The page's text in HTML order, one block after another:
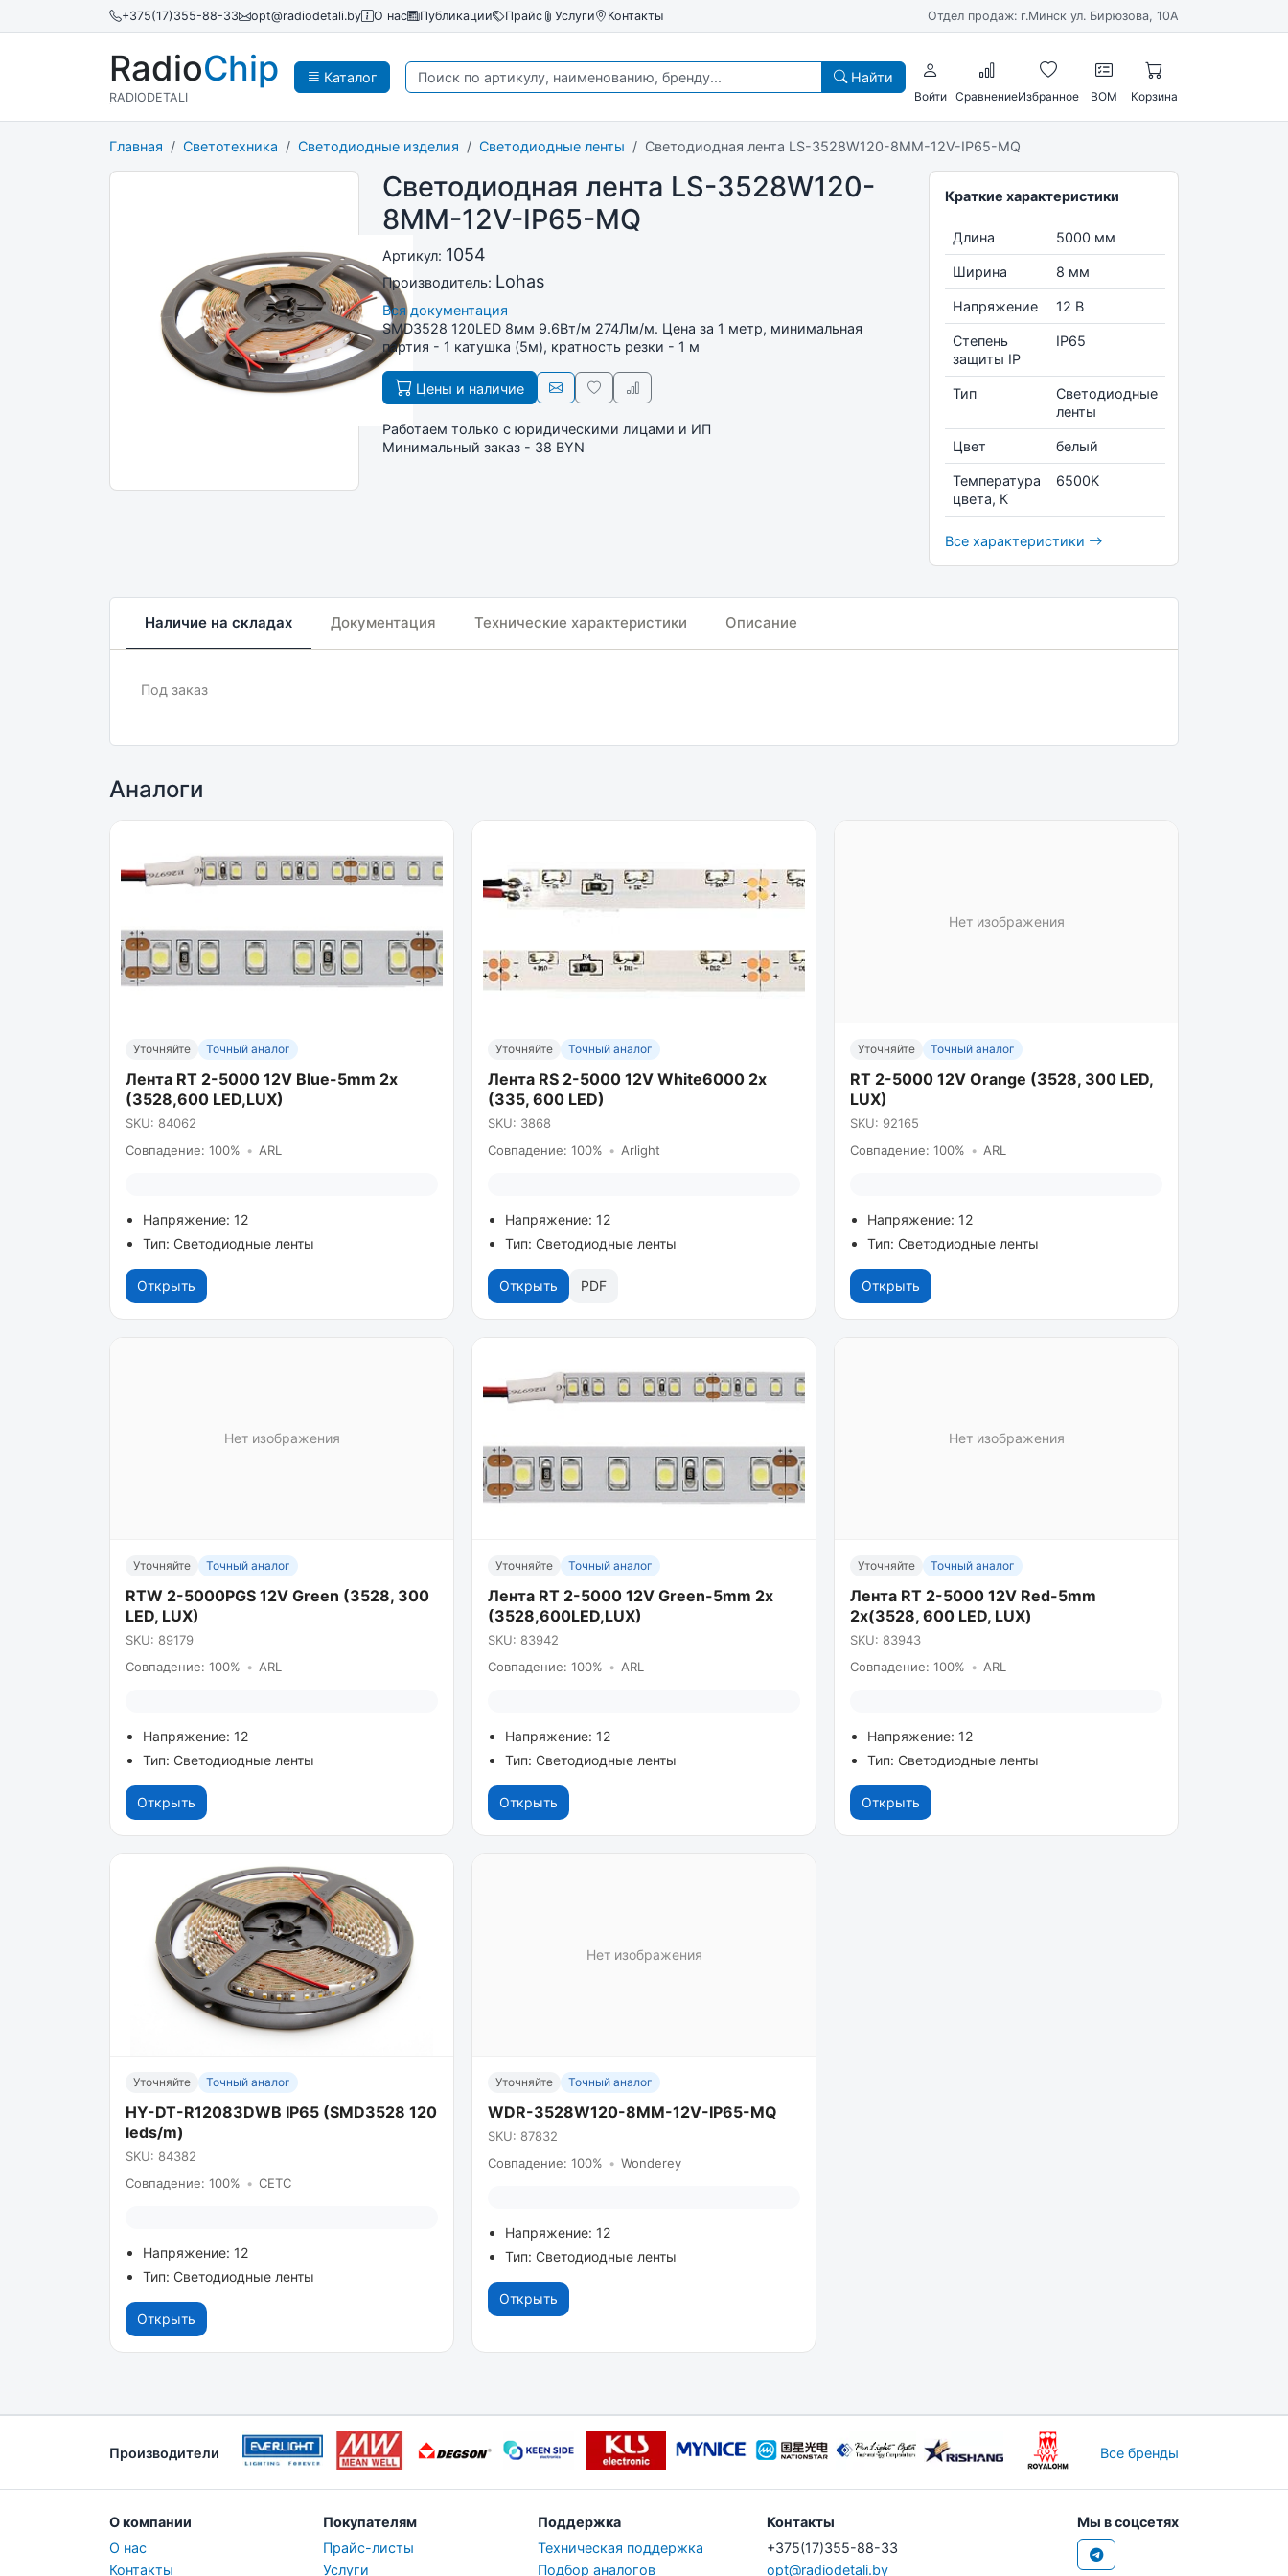
+375(17)355-88-33 opt@radiodetali.by О нас Публикации Прайс Услуги Контакты Отдел продаж: г.Минск ул. Бирюзова, 10А
Каталог
RadioChip
RADIODETALI
Найти
Войти СравнениеИзбранное BOM Корзина
Главная Светотехника Светодиодные изделия Светодиодные ленты Светодиодная лента LS-3528W120-8MM-12V-IP65-MQ
Светодиодная лента LS-3528W120-
8MM-12V-IP65-MQ
Артикул: 1054
Производитель: Lohas
Вся документация
SMD3528 120LED 8мм 9.6Вт/м 274Лм/м. Цена за 1 метр, минимальная
партия - 1 катушка (5м), кратность резки - 1 м
Цены и наличие
Работаем только с юридическими лицами и ИП
Минимальный заказ - 38 BYN
Краткие характеристики
Длина 5000 мм
Ширина 8 мм
Напряжение 12 В
Степень
защиты IP
IP65
Тип
Светодиодные
ленты
Цвет белый
Температура
цвета, К
6500K
Все характеристики
Наличие на складах Документация Технические характеристики Описание
Под заказ
Аналоги
Уточняйте Точный аналог
Лента RT 2-5000 12V Blue-5mm 2x
(3528,600 LED,LUX)
SKU: 84062
Совпадение: 100% • ARL
Напряжение: 12
Тип: Светодиодные ленты
Открыть
Уточняйте Точный аналог
Лента RS 2-5000 12V White6000 2x
(335, 600 LED)
SKU: 3868
Совпадение: 100% • Arlight
Напряжение: 12
Тип: Светодиодные ленты
Открыть PDF
Нет изображения
Уточняйте Точный аналог
RT 2-5000 12V Orange (3528, 300 LED,
LUX)
SKU: 92165
Совпадение: 100% • ARL
Напряжение: 12
Тип: Светодиодные ленты
Открыть
Нет изображения
Уточняйте Точный аналог
RTW 2-5000PGS 12V Green (3528, 300
LED, LUX)
SKU: 89179
Совпадение: 100% • ARL
Напряжение: 12
Тип: Светодиодные ленты
Открыть
Уточняйте Точный аналог
Лента RT 2-5000 12V Green-5mm 2x
(3528,600LED,LUX)
SKU: 83942
Совпадение: 100% • ARL
Напряжение: 12
Тип: Светодиодные ленты
Открыть
Нет изображения
Уточняйте Точный аналог
Лента RT 2-5000 12V Red-5mm
2х(3528, 600 LED, LUX)
SKU: 83943
Совпадение: 100% • ARL
Напряжение: 12
Тип: Светодиодные ленты
Открыть
Уточняйте Точный аналог
HY-DT-R12083DWB IP65 (SMD3528 120
leds/m)
SKU: 84382
Совпадение: 100% • CETC
Напряжение: 12
Тип: Светодиодные ленты
Открыть
Нет изображения
Уточняйте Точный аналог
WDR-3528W120-8MM-12V-IP65-MQ
SKU: 87832
Совпадение: 100% • Wonderey
Напряжение: 12
Тип: Светодиодные ленты
Открыть
Производители Все бренды
О компании
О нас
Контакты
Покупателям
Прайс-листы
Услуги
Поддержка
Техническая поддержка
Подбор аналогов
Контакты
+375(17)355-88-33
opt@radiodetali.by
Мы в соцсетях